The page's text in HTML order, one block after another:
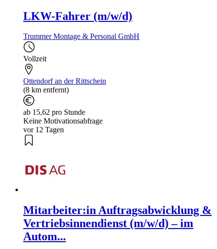
LKW-Fahrer (m/w/d)
Trummer Montage & Personal GmbH
Vollzeit
Ottendorf an der Rittschein
(8 km entfernt)
ab 15,62 pro Stunde
Keine Motivationsabfrage
vor 12 Tagen
Mitarbeiter:in Auftragsabwicklung &
Vertriebsinnendienst (m/w/d) – im
Autom...